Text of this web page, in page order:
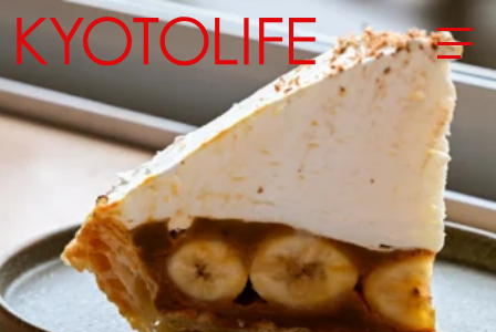
エリアから探す
地図から探す
カテゴリーから探す
SPECIAL